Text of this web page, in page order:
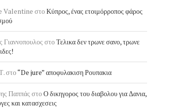
Valentine στοΚύπρος, ένας ετοιμόρροπος φάρος
Γιαννοπουλος στοΤελικα δεν τρωνε σανο, τρωνε
στο“De jure” αποφυλακιση Ρουπακια
Παππάς στοΟ δικηγορος του διαβολου για Δανια,
και κατασχεσεις